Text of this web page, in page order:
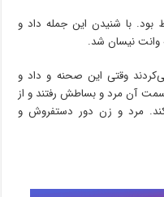
با شنیدن این جمله داد و
وانت نیسان شد.
وقتی این صحنه و داد و
سمت آن مرد و بساطش رفتند و از
مرد و زن دور دستفروش و